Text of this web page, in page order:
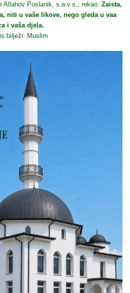
Allahov Poslanik, s.a.v.s., rekao: Zaista,
niti u vaše likove, nego gleda u vaa
i vaša djela.
bilježi: Muslim